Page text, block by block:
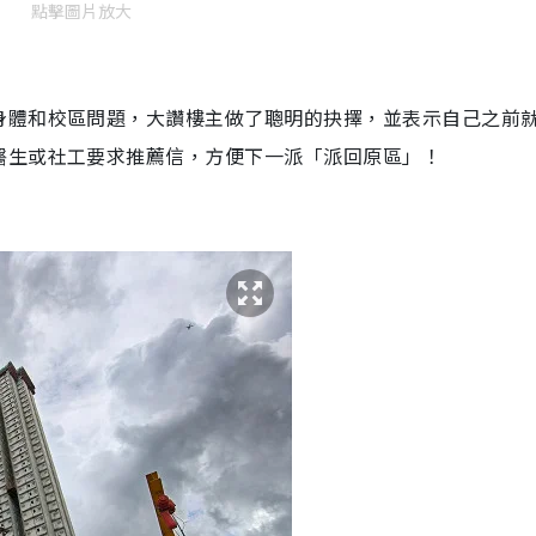
點擊圖片放大
和校區問題，大讚樓主做了聰明的抉擇，並表示自己之前
或社工要求推薦信，方便下一派「派回原區」！